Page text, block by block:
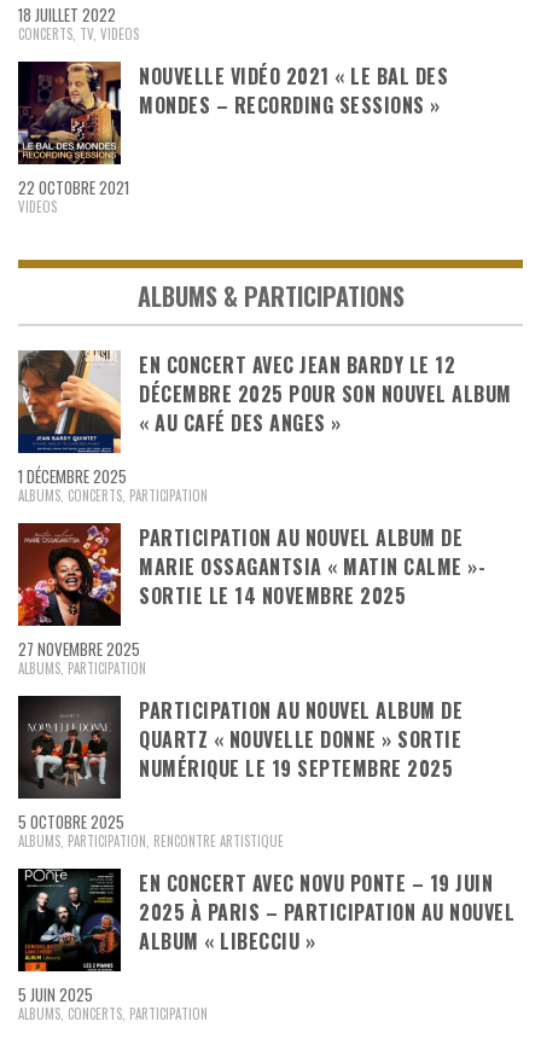
18 JUILLET 2022
CONCERTS TV VIDEOS
NOUVELLE VIDÉO 2021 « LE BAL DES
MONDES – RECORDING SESSIONS »
22 OCTOBRE 2021
VIDEOS
ALBUMS & PARTICIPATIONS
EN CONCERT AVEC JEAN BARDY LE 12
DÉCEMBRE 2025 POUR SON NOUVEL ALBUM
« AU CAFÉ DES ANGES »
1 DÉCEMBRE 2025
ALBUMS CONCERTS PARTICIPATION
PARTICIPATION AU NOUVEL ALBUM DE
MARIE OSSAGANTSIA « MATIN CALME »-
SORTIE LE 14 NOVEMBRE 2025
27 NOVEMBRE 2025
ALBUMS PARTICIPATION
PARTICIPATION AU NOUVEL ALBUM DE
QUARTZ « NOUVELLE DONNE » SORTIE
NUMÉRIQUE LE 19 SEPTEMBRE 2025
5 OCTOBRE 2025
ALBUMS PARTICIPATION RENCONTRE ARTISTIQUE
EN CONCERT AVEC NOVU PONTE – 19 JUIN
2025 À PARIS – PARTICIPATION AU NOUVEL
ALBUM « LIBECCIU »
5 JUIN 2025
ALBUMS CONCERTS PARTICIPATION